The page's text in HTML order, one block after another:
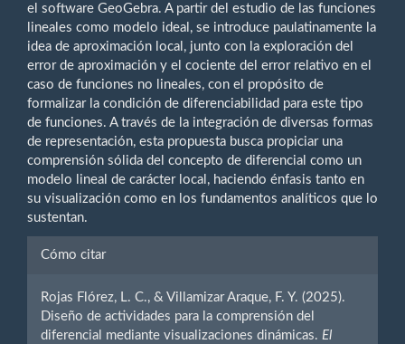
el software GeoGebra. A partir del estudio de las funciones
lineales como modelo ideal, se introduce paulatinamente la
idea de aproximación local, junto con la exploración del
error de aproximación y el cociente del error relativo en el
caso de funciones no lineales, con el propósito de
formalizar la condición de diferenciabilidad para este tipo
de funciones. A través de la integración de diversas formas
de representación, esta propuesta busca propiciar una
comprensión sólida del concepto de diferencial como un
modelo lineal de carácter local, haciendo énfasis tanto en
su visualización como en los fundamentos analíticos que lo
sustentan.
Detalles
artículo
Cómo citar
Rojas Flórez, L. C., & Villamizar Araque, F. Y. (2025).
Diseño de actividades para la comprensión del
diferencial mediante visualizaciones dinámicas. El